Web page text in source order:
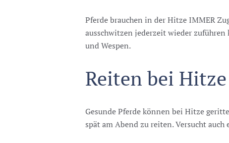
Pferde brauchen in der Hitze IMMER
ausschwitzen jederzeit wieder
und Wespen.
Reiten bei Hitze
Gesunde Pferde können bei Hitze
spät am Abend zu reiten. Versucht